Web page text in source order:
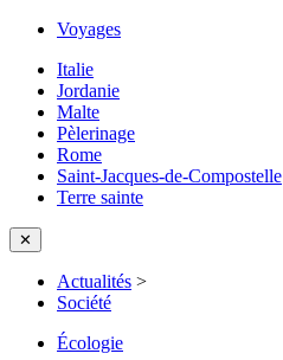
Voyages
Italie
Jordanie
Malte
Pèlerinage
Rome
Saint-Jacques-de-Compostelle
Terre sainte
✕
Actualités >
Société
Écologie